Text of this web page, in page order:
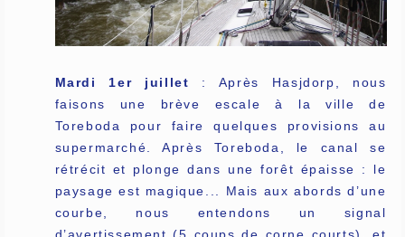
Mardi 1er juillet : Après Hasjdorp, nous
faisons une brève escale à la ville de
Toreboda pour faire quelques provisions au
supermarché. Après Toreboda, le canal se
rétrécit et plonge dans une forêt épaisse : le
paysage est magique... Mais aux abords d’une
courbe, nous entendons un signal